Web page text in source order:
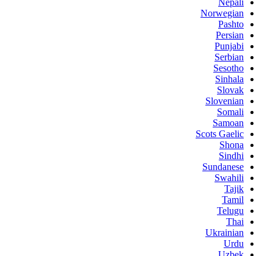
Nepali
Norwegian
Pashto
Persian
Punjabi
Serbian
Sesotho
Sinhala
Slovak
Slovenian
Somali
Samoan
Scots Gaelic
Shona
Sindhi
Sundanese
Swahili
Tajik
Tamil
Telugu
Thai
Ukrainian
Urdu